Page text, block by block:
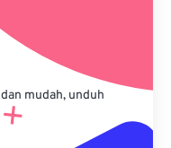
mudah, unduh